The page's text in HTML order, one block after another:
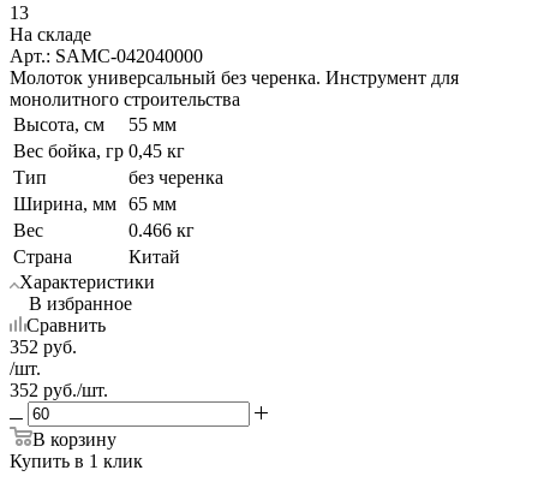
13
На складе
Арт.: SAMC-042040000
Молоток универсальный без черенка. Инструмент для
монолитного строительства
Высота, см
55 мм
Вес бойка, гр 0,45 кг
Тип
без черенка
Ширина, мм 65 мм
Вес
0.466 кг
Страна
Китай
Характеристики
В избранное
Сравнить
352 руб.
/шт.
352 руб./шт.
В корзину
Купить в 1 клик